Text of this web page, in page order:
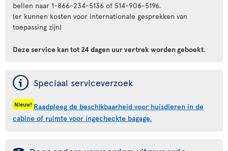
bellen naar 1-866-234-5136 of 514-906-5196.
(er kunnen kosten voor internationale gesprekken van
toepassing zijn)
Deze service kan tot 24 dagen uur vertrek worden geboekt.
ý Speciaal serviceverzoek
Nieuw! Raadpleeg de beschikbaarheid voor huisdieren in de
cabine of ruimte voor ingecheckte bagage.